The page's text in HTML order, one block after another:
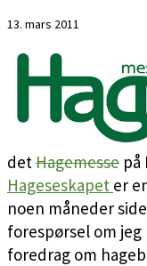
13. mars 2011
detHagemesse på
Hageseskapet er
noen måneder
forespørsel om
foredrag om